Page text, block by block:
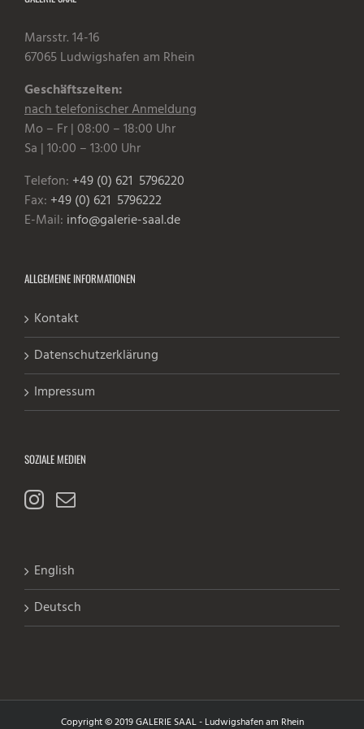
Marsstr. 14-16
67065 Ludwigshafen am Rhein
Geschäftszeiten:
nach telefonischer Anmeldung
Mo – Fr | 08:00 – 18:00 Uhr
Sa | 10:00 – 13:00 Uhr
Telefon: +49 (0) 621 5796220
Fax: +49 (0) 621 5796222
E-Mail: info@galerie-saal.de
ALLGEMEINE INFORMATIONEN
Kontakt
Datenschutzerklärung
Impressum
SOZIALE MEDIEN
English
Deutsch
Copyright © 2019 GALERIE SAAL - Ludwigshafen am Rhein